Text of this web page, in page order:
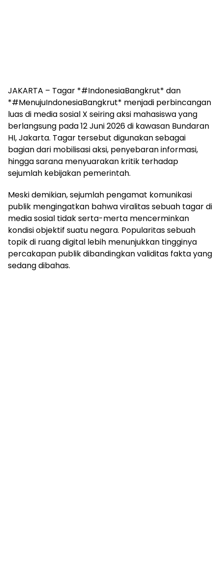
JAKARTA – Tagar *#IndonesiaBangkrut* dan
*#MenujuIndonesiaBangkrut* menjadi perbincangan
luas di media sosial X seiring aksi mahasiswa yang
berlangsung pada 12 Juni 2026 di kawasan Bundaran
HI, Jakarta. Tagar tersebut digunakan sebagai
bagian dari mobilisasi aksi, penyebaran informasi,
hingga sarana menyuarakan kritik terhadap
sejumlah kebijakan pemerintah.
Meski demikian, sejumlah pengamat komunikasi
publik mengingatkan bahwa viralitas sebuah tagar di
media sosial tidak serta-merta mencerminkan
kondisi objektif suatu negara. Popularitas sebuah
topik di ruang digital lebih menunjukkan tingginya
percakapan publik dibandingkan validitas fakta yang
sedang dibahas.